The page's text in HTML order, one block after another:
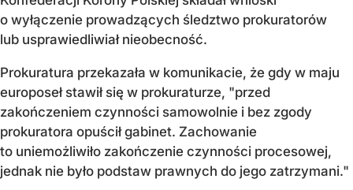
o wyłączenie prowadzących śledztwo prokuratorów
lub usprawiedliwiał nieobecność.
Prokuratura przekazała w komunikacie, że gdy w maju
europoseł stawił się w prokuraturze, "przed
zakończeniem czynności samowolnie i bez zgody
prokuratora opuścił gabinet. Zachowanie
to uniemożliwiło zakończenie czynności procesowej,
jednak nie było podstaw prawnych do jego zatrzymani."